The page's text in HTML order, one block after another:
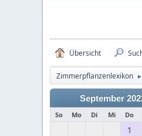
Übersicht
Zimmerpflanzenlexikon ►
September
So Mo Di Mi Do
1